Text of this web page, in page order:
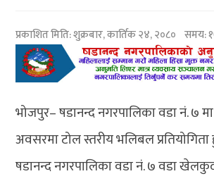
प्रकाशित मिति:शुक्रबार, कार्तिक २४, २०८० समय:
भोजपुर– षडानन्द नगरपालिका वडा नं. ७
अवसरमा टोल स्तरीय भलिबल
षडानन्द नगरपालिका वडा नं. ७ वडा